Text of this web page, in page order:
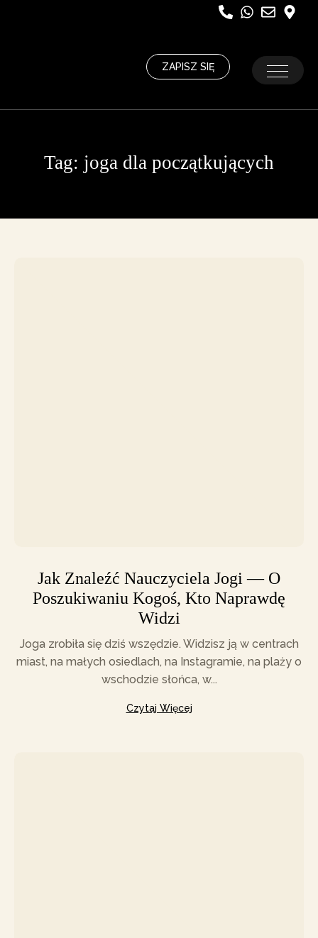
ZAPISZ SIĘ
Tag: joga dla początkujących
Jak Znaleźć Nauczyciela Jogi — O
Poszukiwaniu Kogoś, Kto Naprawdę
Widzi
Joga zrobiła się dziś wszędzie. Widzisz ją w centrach
miast, na małych osiedlach, na Instagramie, na plaży o
wschodzie słońca, w...
Czytaj Więcej